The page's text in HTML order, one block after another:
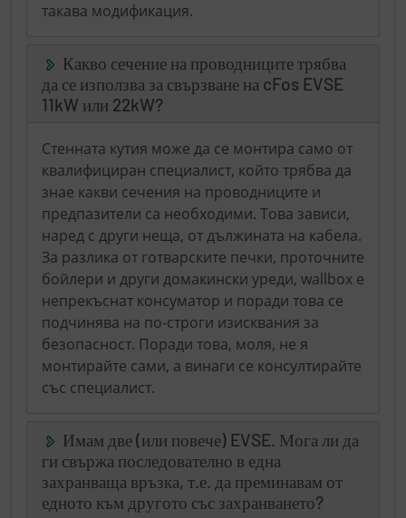
такава модификация.
Какво сечение на проводниците трябва
да се използва за свързване на cFos EVSE
11kW или 22kW?
Стенната кутия може да се монтира само от
квалифициран специалист, който трябва да
знае какви сечения на проводниците и
предпазители са необходими. Това зависи,
наред с други неща, от дължината на кабела.
За разлика от готварските печки, проточните
бойлери и други домакински уреди, wallbox е
непрекъснат консуматор и поради това се
подчинява на по-строги изисквания за
безопасност. Поради това, моля, не я
монтирайте сами, а винаги се консултирайте
със специалист.
Имам две (или повече) EVSE. Мога ли да
ги свържа последователно в една
захранваща връзка, т.е. да преминавам от
едното към другото със захранването?